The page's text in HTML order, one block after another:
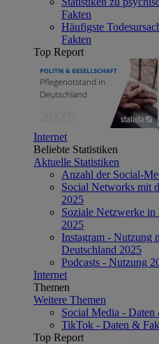
Fakten
Häufigste
Fakten
Top Report
Internet
Beliebte Statistiken
Aktuelle Statistiken
Anzahl der Social-
Social Networks mit
2025
Soziale Netzwerke in
2025
Instagram - Nutzung
Deutschland 2025
Podcasts - Nutzung
Internet
Themen
Weitere Themen
Social Media - Daten
TikTok - Daten &
Top Report